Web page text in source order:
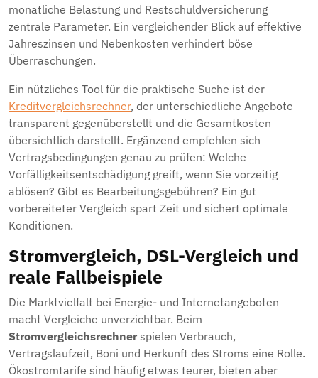
monatliche Belastung und Restschuldversicherung
zentrale Parameter. Ein vergleichender Blick auf effektive
Jahreszinsen und Nebenkosten verhindert böse
Überraschungen.
Ein nützliches Tool für die praktische Suche ist der
Kreditvergleichsrechner, der unterschiedliche Angebote
transparent gegenüberstellt und die Gesamtkosten
übersichtlich darstellt. Ergänzend empfehlen sich
Vertragsbedingungen genau zu prüfen: Welche
Vorfälligkeitsentschädigung greift, wenn Sie vorzeitig
ablösen? Gibt es Bearbeitungsgebühren? Ein gut
vorbereiteter Vergleich spart Zeit und sichert optimale
Konditionen.
Stromvergleich, DSL-Vergleich und
reale Fallbeispiele
Die Marktvielfalt bei Energie- und Internetangeboten
macht Vergleiche unverzichtbar. Beim
Stromvergleichsrechner spielen Verbrauch,
Vertragslaufzeit, Boni und Herkunft des Stroms eine Rolle.
Ökostromtarife sind häufig etwas teurer, bieten aber